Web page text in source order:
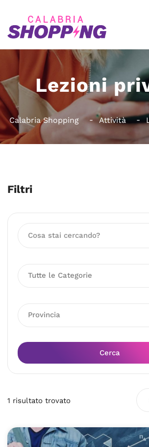
Lezioni
Calabria Shopping Attività
Filtri
Tutte le Categorie
Provincia
Cerca
1 risultato trovato